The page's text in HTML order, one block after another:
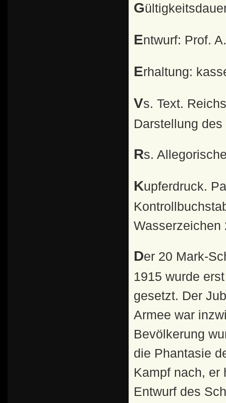
Entwurf: Prof.
Erhaltung:
Vs. Text. Reichsadler im Kreis zwischen allegorischer
Darstellung
Rs.
Kupferdruck. Papier senkrecht gerippt. Unterdruck
Wasserzeichen
Der 20 Mark-Schein mit dem Ausgabedatum 4. November
1915 wurde
gesetzt. Der
Armee war
Bevölkerung
die Phantasie
Kampf nach, er
Entwurf des